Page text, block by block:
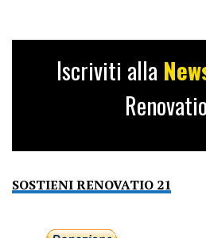
Iscriviti alla
Renovatio
SOSTIENI RENOVATIO 21